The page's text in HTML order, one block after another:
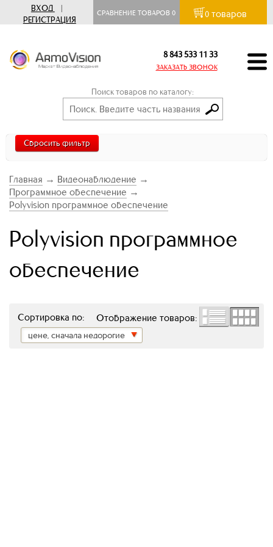
ВХОД
|
РЕГИСТРАЦИЯ
СРАВНЕНИЕ ТОВАРОВ0 0 товаров
8 843 533 11 33
ЗАКАЗАТЬ ЗВОНОК
Поиск товаров по каталогу:
Сбросить фильтр
Главная → Видеонаблюдение →
Программное обеспечение →
Polyvision программное обеспечение
Polyvision программное
обеспечение
Отображение товаров:
Сортировка по:
цене, сначала недорогие